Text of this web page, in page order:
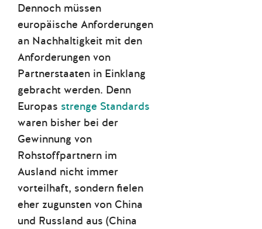
Dennoch müssen
europäische Anforderungen
an Nachhaltigkeit mit den
Anforderungen von
Partnerstaaten in Einklang
gebracht werden. Denn
Europas strenge Standards
waren bisher bei der
Gewinnung von
Rohstoffpartnern im
Ausland nicht immer
vorteilhaft, sondern fielen
eher zugunsten von China
und Russland aus (China